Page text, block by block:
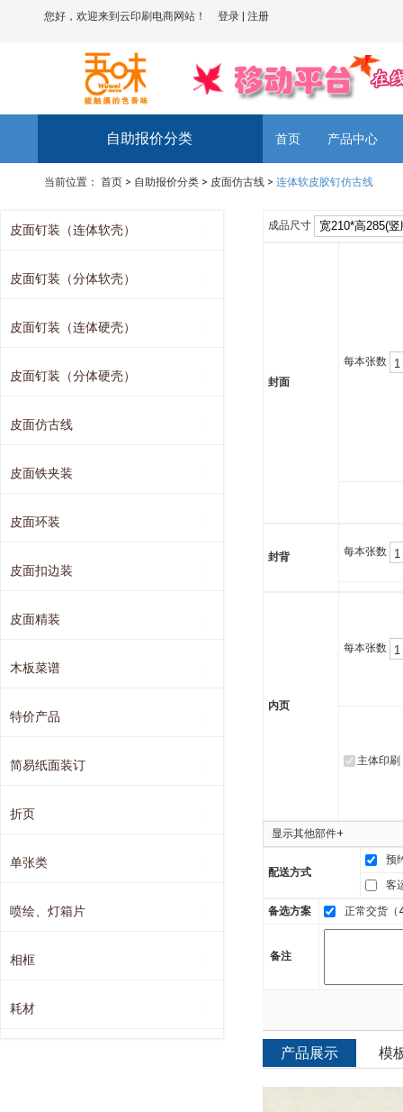
您好，欢迎来到云印刷电商网站！ 登录 注册
自助报价分类 首页 产品中心
当前位置： 首页 > 自助报价分类 > 皮面仿古线 > 连体软皮胶钉仿古线
皮面钉装（连体软壳）
皮面钉装（分体软壳）
皮面钉装（连体硬壳）
皮面钉装（分体硬壳）
皮面仿古线
皮面铁夹装
皮面环装
皮面扣边装
皮面精装
木板菜谱
特价产品
简易纸面装订
折页
单张类
喷绘、灯箱片
相框
耗材
成品尺寸
封面
每本张数
封背 每本张数
内页
每本张数
主体印刷
显示其他部件+
配送方式
预
客
备选方案 正常交货（
备注
产品展示 模